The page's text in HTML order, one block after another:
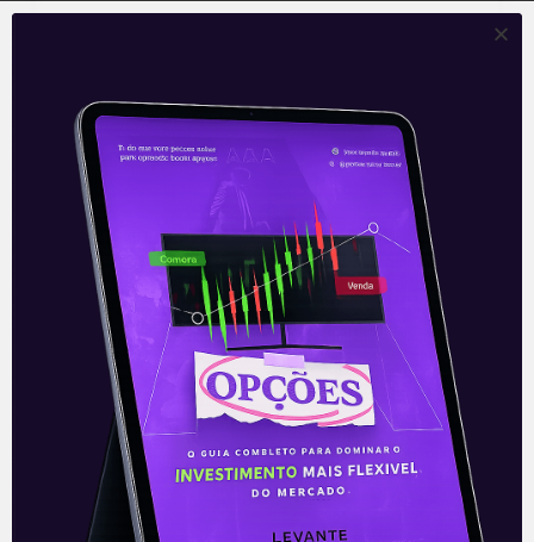
10/11/2021
ARTIGOS
Divulgação da inflação no
Brasil e nos EUA; Resultados de